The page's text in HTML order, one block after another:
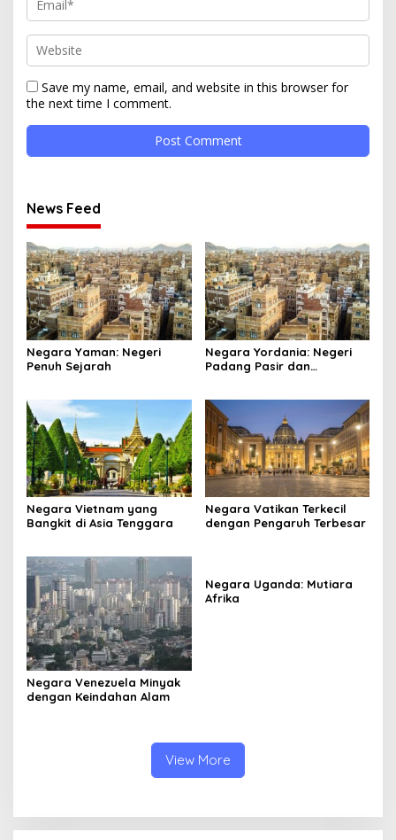
Save my name, email, and website in this browser for
the next time I comment.
News Feed
Negara Yaman: Negeri
Penuh Sejarah
Negara Yordania: Negeri
Padang Pasir dan
Negara Vietnam yang
Bangkit di Asia Tenggara
Negara Vatikan Terkecil
dengan Pengaruh Terbesar
Negara Venezuela Minyak
dengan Keindahan Alam
Negara Uganda: Mutiara
Afrika
View More